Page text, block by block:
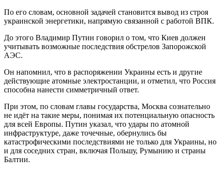
По его словам, основной задачей становится вывод из строя
украинской энергетики, напрямую связанной с работой ВПК.
До этого Владимир Путин говорил о том, что Киев должен
учитывать возможные последствия обстрелов Запорожской
АЭС.
Он напомнил, что в распоряжении Украины есть и другие
действующие атомные электростанции, и отметил, что Россия
способна нанести симметричный ответ.
При этом, по словам главы государства, Москва сознательно
не идёт на такие меры, понимая их потенциальную опасность
для всей Европы. Путин указал, что удары по атомной
инфраструктуре, даже точечные, обернулись бы
катастрофическими последствиями не только для Украины, но
и для соседних стран, включая Польшу, Румынию и страны
Балтии.